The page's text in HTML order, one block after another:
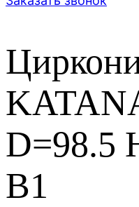
D=98.5
B1